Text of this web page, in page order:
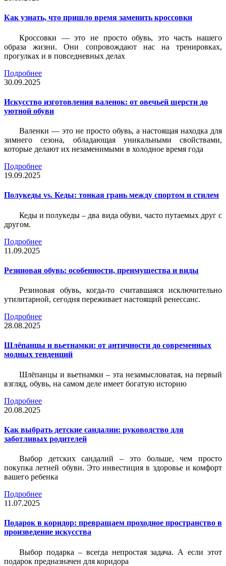
Как узнать, что пришло время заменить кроссовки
Кроссовки — это не просто обувь, это часть нашего
образа жизни. Они сопровождают нас на тренировках,
прогулках и в повседневных делах
Подробнее
30.09.2025
Искусство изготовления валенок: от овечьей шерсти до
уютной обуви
Валенки — это не просто обувь, а настоящая находка для
зимнего сезона, обладающая уникальными свойствами,
которые делают их незаменимыми в холодное время года
Подробнее
19.09.2025
Полукеды vs. Кеды: тонкая грань между спортом и стилем
Кеды и полукеды – два вида обуви, часто путаемых друг с
другом.
Подробнее
11.09.2025
Резиновая обувь: особенности, преимущества и виды
Резиновая обувь, когда-то считавшаяся исключительно
утилитарной, сегодня переживает настоящий ренессанс.
Подробнее
28.08.2025
Шлёпанцы и вьетнамки: от античности до современных
модных тенденций
Шлёпанцы и вьетнамки – эта незамысловатая, на первый
взгляд, обувь, на самом деле имеет богатую историю
Подробнее
20.08.2025
Как выбрать детские сандалии: руководство для
заботливых родителей
Выбор детских сандалий – это больше, чем просто
покупка летней обуви. Это инвестиция в здоровье и комфорт
вашего ребенка
Подробнее
11.07.2025
Подарок в коридор: превращаем проходное пространство в
произведение искусства
Выбор подарка – всегда непростая задача. А если этот
подарок предназначен для коридора